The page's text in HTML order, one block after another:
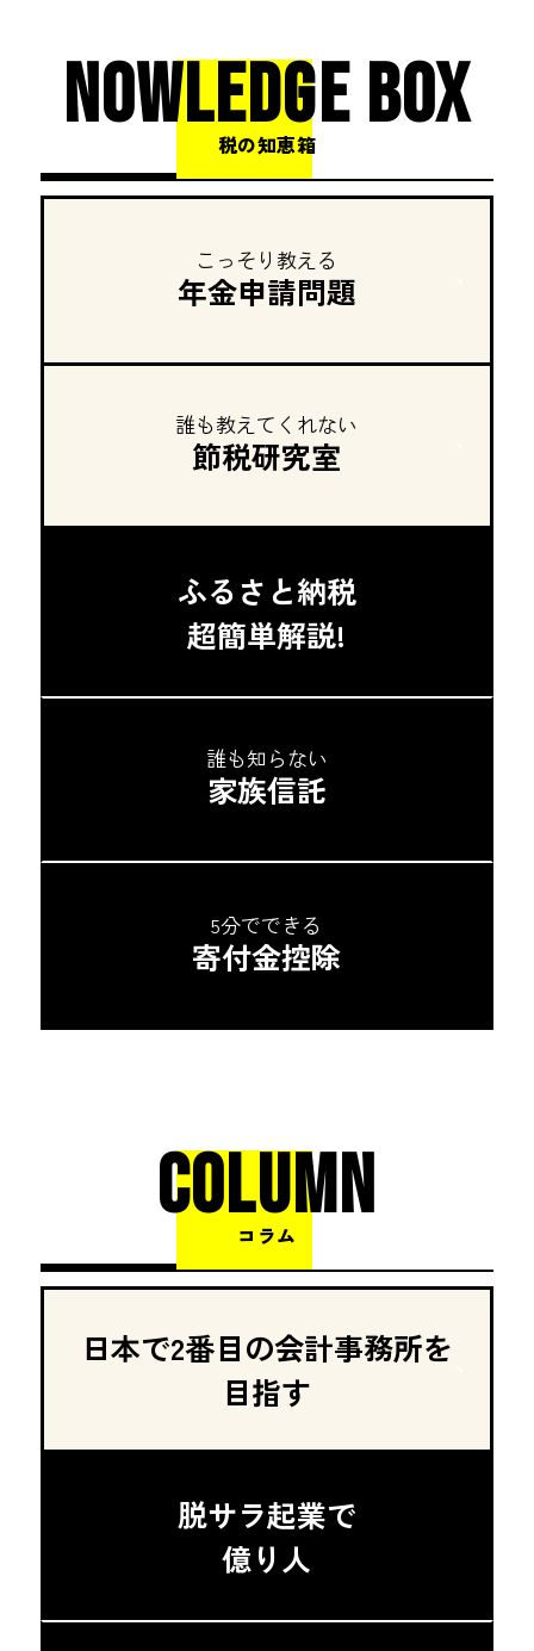
NOWLEDGE BOX
税の知恵箱
こっそり教える
年金申請問題
誰も教えてくれない
節税研究室
ふるさと納税
超簡単解説!
誰も知らない
家族信託
5分でできる
寄付金控除
COLUMN
コラム
日本で2番目の会計事務所を
目指す
脱サラ起業で
億り人